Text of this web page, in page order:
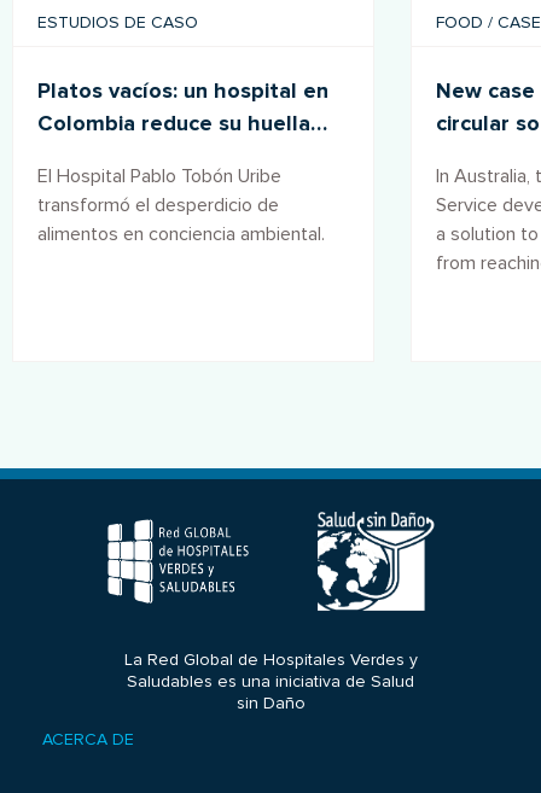
ESTUDIOS DE CASO
Platos vacíos: un hospital en
Colombia reduce su huella
El Hospital Pablo Tobón Uribe
transformó el desperdicio de
alimentos en conciencia ambiental.
FOOD /
New
circular
In Australia,
Service
a solution
from
La Red Global de Hospitales Verdes y
Saludables es una iniciativa de Salud
sin Daño
ACERCA DE